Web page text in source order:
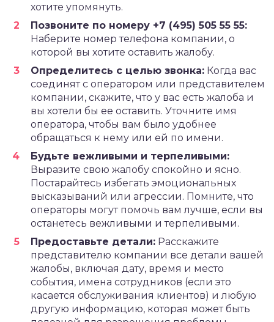
хотите упомянуть.
Позвоните по номеру +7 (495) 505 55 55:
Наберите номер телефона компании, о
которой вы хотите оставить жалобу.
Определитесь с целью звонка: Когда вас
соединят с оператором или представителем
компании, скажите, что у вас есть жалоба и
вы хотели бы ее оставить. Уточните имя
оператора, чтобы вам было удобнее
обращаться к нему или ей по имени.
Будьте вежливыми и терпеливыми:
Выразите свою жалобу спокойно и ясно.
Постарайтесь избегать эмоциональных
высказываний или агрессии. Помните, что
операторы могут помочь вам лучше, если вы
останетесь вежливыми и терпеливыми.
Предоставьте детали: Расскажите
представителю компании все детали вашей
жалобы, включая дату, время и место
события, имена сотрудников (если это
касается обслуживания клиентов) и любую
другую информацию, которая может быть